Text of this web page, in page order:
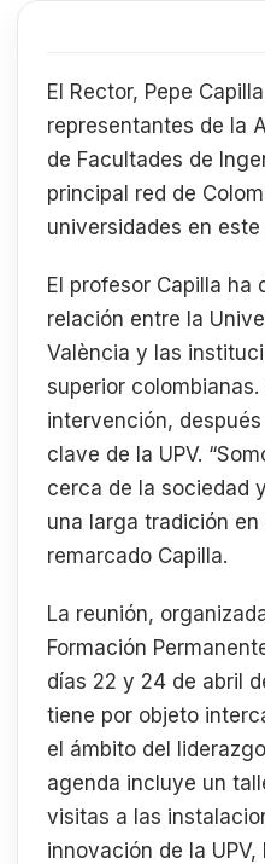
El Rector, Pepe
representantes de la
de Facultades de
principal red de
universidades en este
El profesor Capilla ha
relación entre la
València y las
superior colombianas.
intervención,
clave de la UPV.
cerca de la sociedad
una larga tradición en
remarcado Capilla.
La reunión,
Formación
días 22 y 24 de abril
tiene por objeto
el ámbito del
agenda incluye un
visitas a las
innovación de la